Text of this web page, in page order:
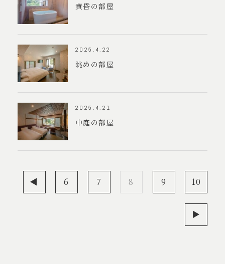
黄昏の部屋
2025.4.22
眺めの部屋
2025.4.21
中庭の部屋
◀︎ 6 7 8 9 10
▶︎